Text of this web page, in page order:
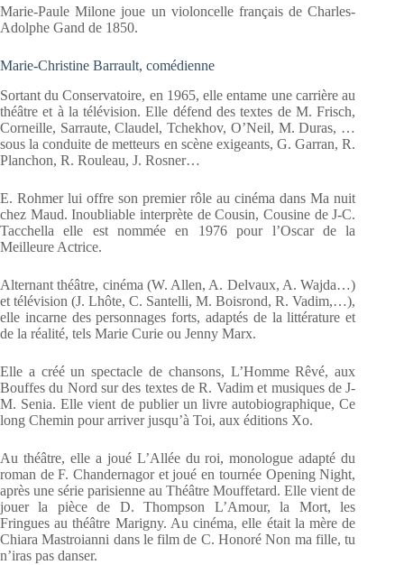
Marie-Paule Milone joue un violoncelle français de Charles-
Adolphe Gand de 1850.
Marie-Christine Barrault, comédienne
Sortant du Conservatoire, en 1965, elle entame une carrière au
théâtre et à la télévision. Elle défend des textes de M. Frisch,
Corneille, Sarraute, Claudel, Tchekhov, O’Neil, M. Duras, …
sous la conduite de metteurs en scène exigeants, G. Garran, R.
Planchon, R. Rouleau, J. Rosner…
E. Rohmer lui offre son premier rôle au cinéma dans Ma nuit
chez Maud. Inoubliable interprète de Cousin, Cousine de J-C.
Tacchella elle est nommée en 1976 pour l’Oscar de la
Meilleure Actrice.
Alternant théâtre, cinéma (W. Allen, A. Delvaux, A. Wajda…)
et télévision (J. Lhôte, C. Santelli, M. Boisrond, R. Vadim,…),
elle incarne des personnages forts, adaptés de la littérature et
de la réalité, tels Marie Curie ou Jenny Marx.
Elle a créé un spectacle de chansons, L’Homme Rêvé, aux
Bouffes du Nord sur des textes de R. Vadim et musiques de J-
M. Senia. Elle vient de publier un livre autobiographique, Ce
long Chemin pour arriver jusqu’à Toi, aux éditions Xo.
Au théâtre, elle a joué L’Allée du roi, monologue adapté du
roman de F. Chandernagor et joué en tournée Opening Night,
après une série parisienne au Théâtre Mouffetard. Elle vient de
jouer la pièce de D. Thompson L’Amour, la Mort, les
Fringues au théâtre Marigny. Au cinéma, elle était la mère de
Chiara Mastroianni dans le film de C. Honoré Non ma fille, tu
n’iras pas danser.